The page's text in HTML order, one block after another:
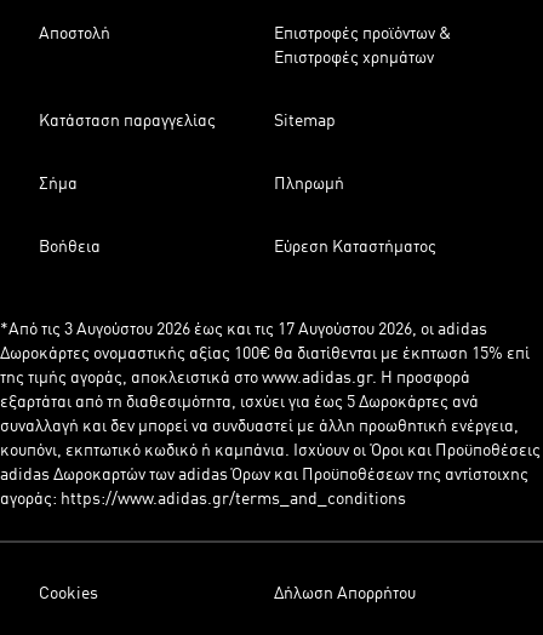
Αποστολή
Επιστροφές προϊόντων &
Επιστροφές χρημάτων
Κατάσταση παραγγελίας Sitemap
Σήμα Πληρωμή
Βοήθεια Εύρεση Καταστήματος
*Από τις 3 Αυγούστου 2026 έως και τις 17 Αυγούστου 2026, οι adidas
Δωροκάρτες ονομαστικής αξίας 100€ θα διατίθενται με έκπτωση 15% επί
της τιμής αγοράς, αποκλειστικά στο www.adidas.gr. Η προσφορά
εξαρτάται από τη διαθεσιμότητα, ισχύει για έως 5 Δωροκάρτες ανά
συναλλαγή και δεν μπορεί να συνδυαστεί με άλλη προωθητική ενέργεια,
κουπόνι, εκπτωτικό κωδικό ή καμπάνια. Ισχύουν οι Όροι και Προϋποθέσεις
adidas Δωροκαρτών των adidas Όρων και Προϋποθέσεων της αντίστοιχης
αγοράς: https://www.adidas.gr/terms_and_conditions
Cookies Δήλωση Απορρήτου